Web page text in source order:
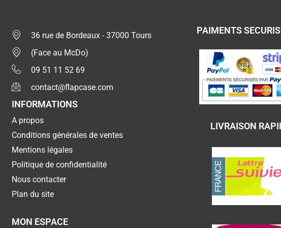
36 rue de Bordeaux - 37000 Tours
(Face au McDo)
09 51 11 52 69
contact@flapcase.com
INFORMATIONS
A propos
Conditions générales de ventes
Mentions légales
Politique de confidentialité
Nous contacter
Plan du site
MON ESPACE
PAIMENTS
LIVRAISON